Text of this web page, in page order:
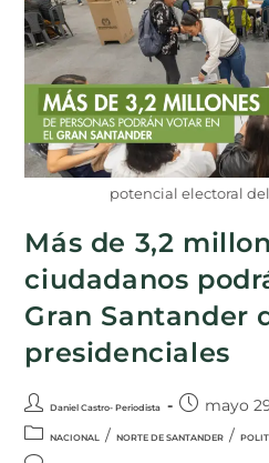
potencial electoral
Más de 3,2
ciudadanos
Gran Santander
presidenciales
Daniel Castro- Periodista mayo
NACIONAL / NORTE DE SANTANDER /